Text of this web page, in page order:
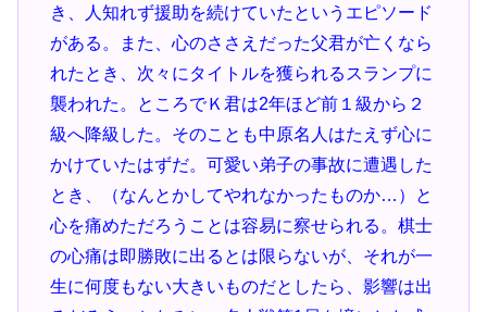
き、人知れず援助を続けていたというエピソード
がある。また、心のささえだった父君が亡くなら
れたとき、次々にタイトルを獲られるスランプに
襲われた。ところでＫ君は2年ほど前１級から２
級へ降級した。そのことも中原名人はたえず心に
かけていたはずだ。可愛い弟子の事故に遭遇した
とき、（なんとかしてやれなかったものか…）と
心を痛めただろうことは容易に察せられる。棋士
の心痛は即勝敗に出るとは限らないが、それが一
生に何度もない大きいものだとしたら、影響は出